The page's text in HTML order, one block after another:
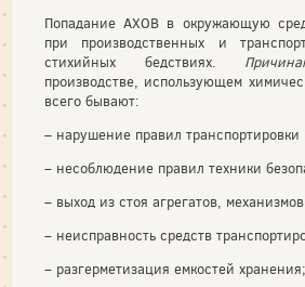
Попадание АХОВ в окружающую
при производственных и
стихийных бедствиях.
производстве, использующем
всего бывают:
– нарушение правил транспортировки
– несоблюдение правил техники
– выход из стоя агрегатов,
– неисправность средств
– разгерметизация емкостей хранения;